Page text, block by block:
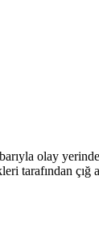
olay
çığ